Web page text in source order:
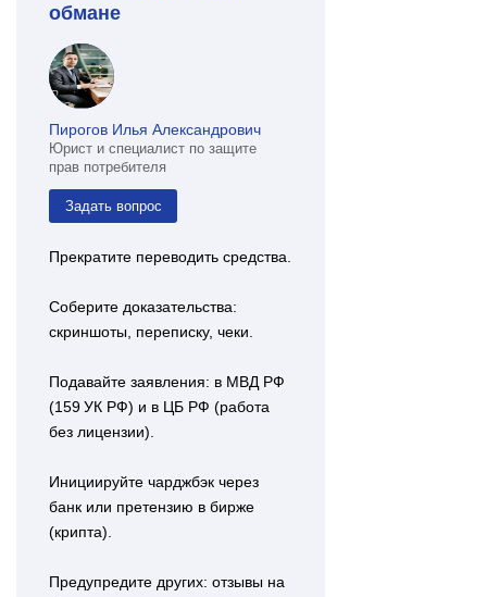
обмане
Пирогов Илья Александрович
Юрист и специалист по защите
прав потребителя
Задать вопрос
Прекратите переводить средства.
Соберите доказательства:
скриншоты, переписку, чеки.
Подавайте заявления: в МВД РФ
(159 УК РФ) и в ЦБ РФ (работа
без лицензии).
Инициируйте чарджбэк через
банк или претензию в бирже
(крипта).
Предупредите других: отзывы на